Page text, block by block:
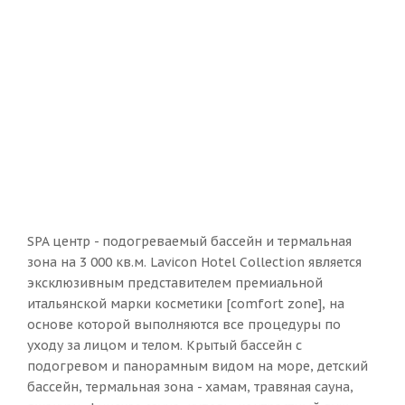
SPA центр - подогреваемый бассейн и термальная
зона на 3 000 кв.м. Lavicon Hotel Collection является
эксклюзивным представителем премиальной
итальянской марки косметики [comfort zone], на
основе которой выполняются все процедуры по
уходу за лицом и телом. Крытый бассейн с
подогревом и панорамным видом на море, детский
бассейн, термальная зона - хамам, травяная сауна,